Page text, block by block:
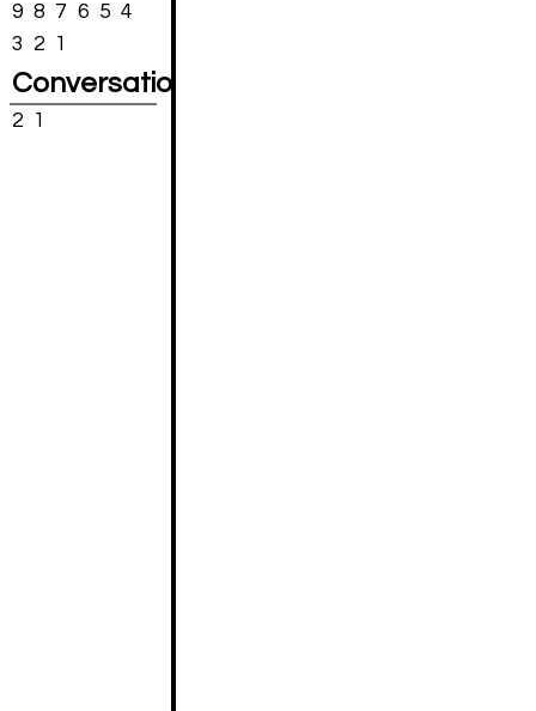
9 8 7 6 5 4
3
2 1
Conversations
2 1